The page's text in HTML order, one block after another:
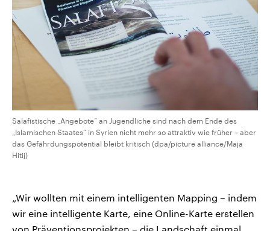
Salafistische „Angebote“ an Jugendliche sind nach dem Ende des
„Islamischen Staates“ in Syrien nicht mehr so attraktiv wie früher – aber
das Gefährdungspotential bleibt kritisch (dpa/picture alliance/Maja
Hitij)
„Wir wollten mit einem intelligenten Mapping – indem
wir eine intelligente Karte, eine Online-Karte erstellen